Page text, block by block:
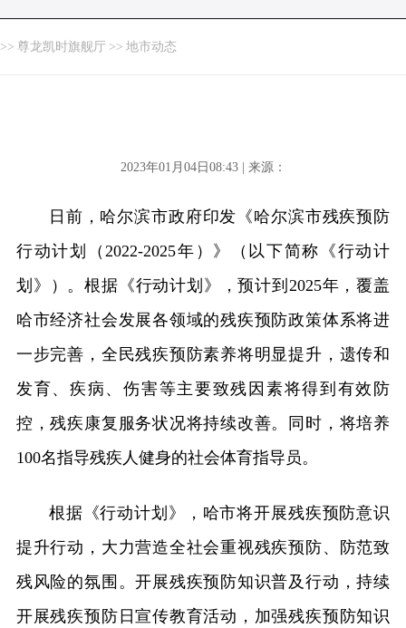
>> 尊龙凯时旗舰厅 >> 地市动态
2023年01月04日08:43 | 来源：
日前，哈尔滨市政府印发《哈尔滨市残疾预防
行动计划（2022-2025年）》（以下简称《行动计
划》）。根据《行动计划》，预计到2025年，覆盖
哈市经济社会发展各领域的残疾预防政策体系将进
一步完善，全民残疾预防素养将明显提升，遗传和
发育、疾病、伤害等主要致残因素将得到有效防
控，残疾康复服务状况将持续改善。同时，将培养
100名指导残疾人健身的社会体育指导员。
根据《行动计划》，哈市将开展残疾预防意识
提升行动，大力营造全社会重视残疾预防、防范致
残风险的氛围。开展残疾预防知识普及行动，持续
开展残疾预防日宣传教育活动，加强残疾预防知识